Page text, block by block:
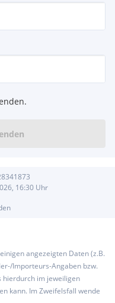
16:30Uhr
angezeigten Daten (z.B.
Importeurs-Angaben bzw.
hierdurch im jeweiligen
kann. Im Zweifelsfall wende